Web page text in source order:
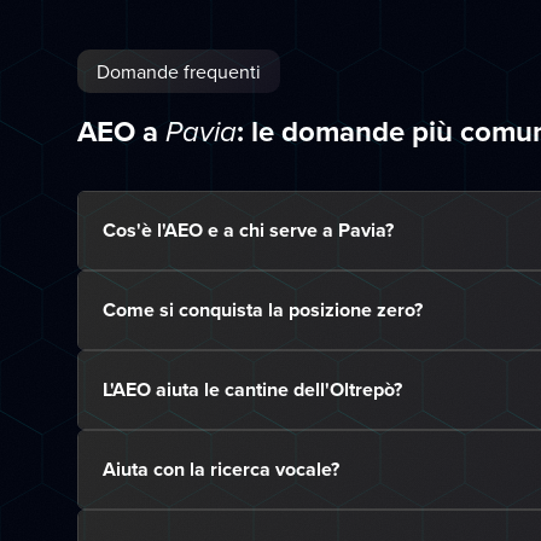
Domande frequenti
AEO a Pavia: le domande più
Cos'è l'AEO e a chi serve a Pavia?
Come si conquista la posizione zero?
L'AEO aiuta le cantine dell'Oltrepò?
Aiuta con la ricerca vocale?